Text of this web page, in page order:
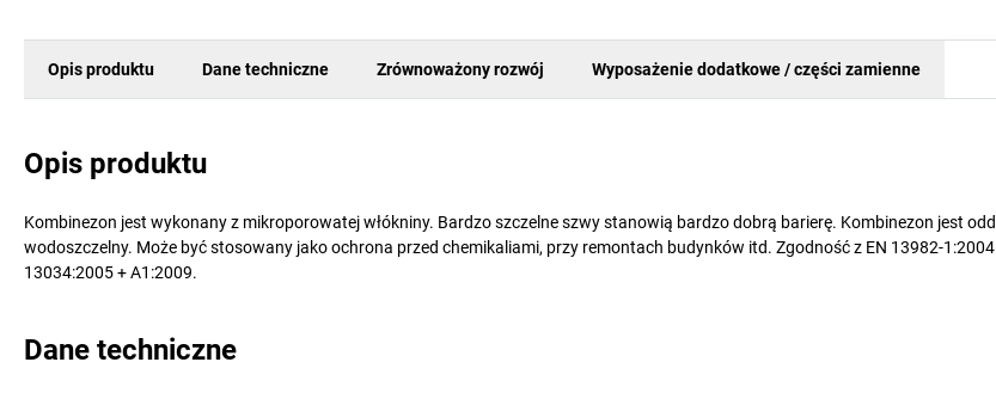
Opis produktu Dane techniczne Zrównoważony rozwój Wyposażenie dodatkowe / części zamienne
Opis produktu
Kombinezon jest wykonany z mikroporowatej włókniny. Bardzo szczelne szwy stanowią bardzo dobrą barierę. Kombinezon jest
wodoszczelny. Może być stosowany jako ochrona przed chemikaliami, przy remontach budynków itd. Zgodność z EN 13982-1:2004
13034:2005 + A1:2009.
Dane techniczne